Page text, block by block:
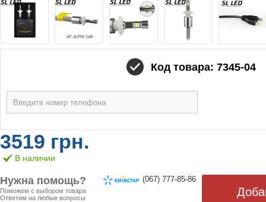
Код товара: 7345-04
3519 грн.
В наличии
Нужна помощь?
Поможем с выбором товара
Ответим на любые вопросы
(067) 777-85-86